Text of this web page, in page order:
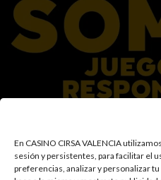
En CASINO CIRSA VALENCIA
sesión y persistentes, para facilitar el
preferencias, analizar y personalizar
En el Grupo CIRSA promovemos una
garantizando un entorno seguro y
facilitamos medidas e información
entretenimiento, sin utilizarse como